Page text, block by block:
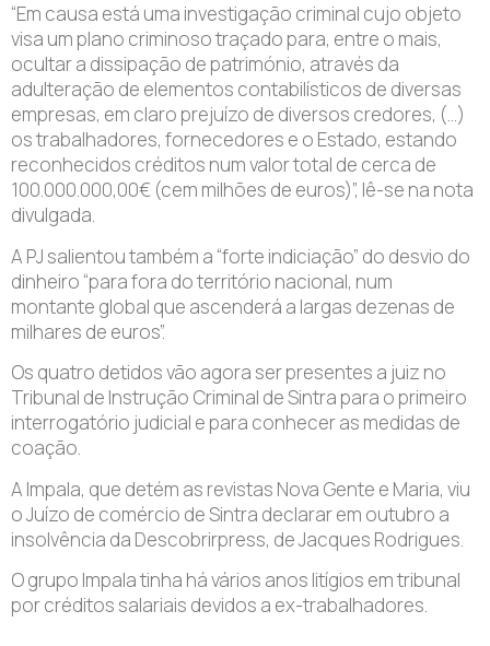
“Em causa está uma investigação criminal cujo objeto
visa um plano criminoso traçado para, entre o mais,
ocultar a dissipação de património, através da
adulteração de elementos contabilísticos de diversas
empresas, em claro prejuízo de diversos credores, (…)
os trabalhadores, fornecedores e o Estado, estando
reconhecidos créditos num valor total de cerca de
100.000.000,00€ (cem milhões de euros)”, lê-se na nota
divulgada.
A PJ salientou também a “forte indiciação” do desvio do
dinheiro “para fora do território nacional, num
montante global que ascenderá a largas dezenas de
milhares de euros”.
Os quatro detidos vão agora ser presentes a juiz no
Tribunal de Instrução Criminal de Sintra para o primeiro
interrogatório judicial e para conhecer as medidas de
coação.
A Impala, que detém as revistas Nova Gente e Maria, viu
o Juízo de comércio de Sintra declarar em outubro a
insolvência da Descobrirpress, de Jacques Rodrigues.
O grupo Impala tinha há vários anos litígios em tribunal
por créditos salariais devidos a ex-trabalhadores.